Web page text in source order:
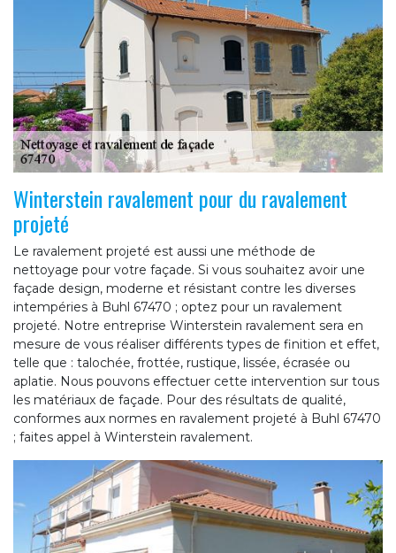
Winterstein ravalement pour du ravalement
projeté
Le ravalement projeté est aussi une méthode de
nettoyage pour votre façade. Si vous souhaitez avoir une
façade design, moderne et résistant contre les diverses
intempéries à Buhl 67470 ; optez pour un ravalement
projeté. Notre entreprise Winterstein ravalement sera en
mesure de vous réaliser différents types de finition et effet,
telle que : talochée, frottée, rustique, lissée, écrasée ou
aplatie. Nous pouvons effectuer cette intervention sur tous
les matériaux de façade. Pour des résultats de qualité,
conformes aux normes en ravalement projeté à Buhl 67470
; faites appel à Winterstein ravalement.